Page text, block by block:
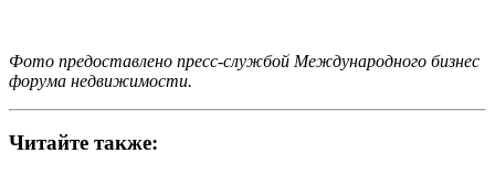
Фото предоставлено пресс-службой Международного бизнес
форума недвижимости.
Читайте также: